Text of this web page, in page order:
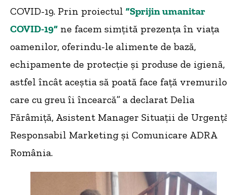
COVID-19. Prin proiectul ”Sprijin umanitar
COVID-19” ne facem simțită prezența în viața
oamenilor, oferindu-le alimente de bază,
echipamente de protecție și produse de igienă,
astfel încât aceștia să poată face față
care cu greu îi încearcă” a declarat Delia
Fărâmiță, Asistent Manager Situații de
Responsabil Marketing și Comunicare ADRA
România.